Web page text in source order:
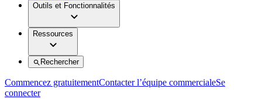
Outils et Fonctionnalités
Ressources
Rechercher
Commencez gratuitementContacter l’équipe commercialeSe
connecter